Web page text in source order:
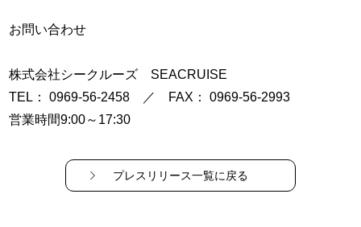
お問い合わせ
株式会社シークルーズ SEACRUISE
TEL： 0969-56-2458 ／ FAX： 0969-56-2993
営業時間9:00～17:30
プレスリリース一覧に戻る